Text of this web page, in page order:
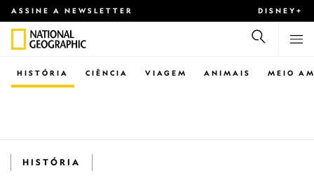
ASSINE A NEWSLETTER DISNEY+
CIÊNCIA VIAGEM ANIMAIS
HISTÓRIA MEIO
HISTÓRIA